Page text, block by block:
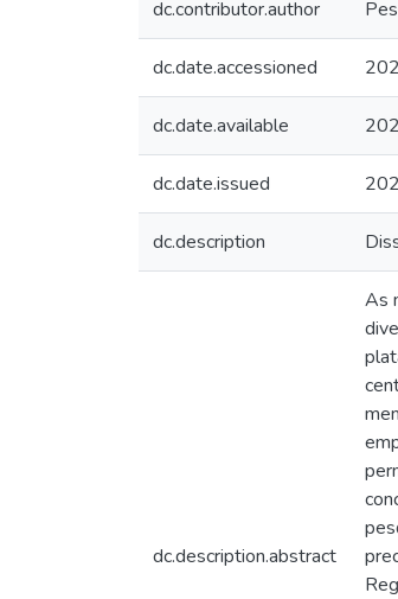
dc.contributor.author
dc.date.accessioned
dc.date.available
dc.date.issued
dc.description
dc.description.abstract
As